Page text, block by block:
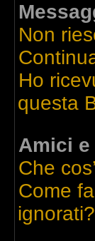
Non
Ho
questa
Amici
Che
Come
ignorati?